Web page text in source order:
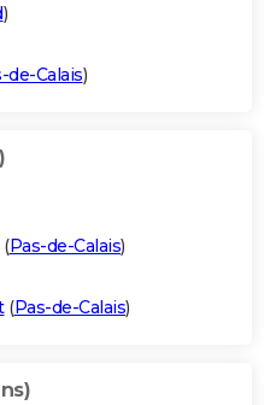
)
de-Calais)
(Pas-de-Calais)
(Pas-de-Calais)